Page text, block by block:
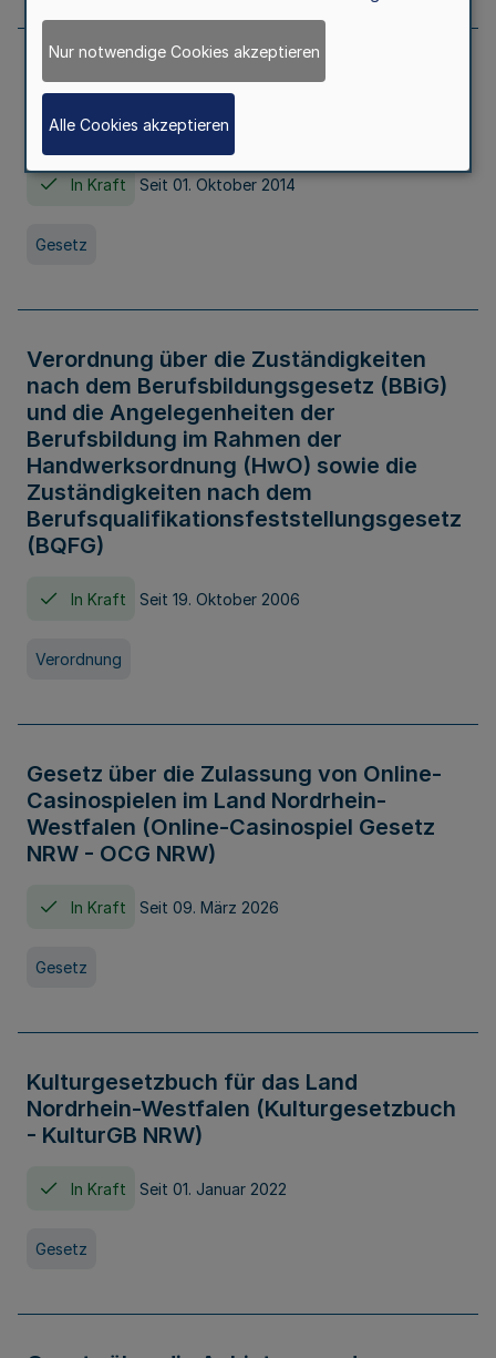
Gesetz über die Hochschulen des Landes
Nordrhein-Westfalen (Hochschulgesetz -
HG)
In Kraft Seit 01. Oktober 2014
Gesetz
Verordnung über die Zuständigkeiten
nach dem Berufsbildungsgesetz (BBiG)
und die Angelegenheiten der
Berufsbildung im Rahmen der
Handwerksordnung (HwO) sowie die
Zuständigkeiten nach dem
Berufsqualifikationsfeststellungsgesetz
(BQFG)
In Kraft Seit 19. Oktober 2006
Verordnung
Gesetz über die Zulassung von Online-
Casinospielen im Land Nordrhein-
Westfalen (Online-Casinospiel Gesetz
NRW - OCG NRW)
In Kraft Seit 09. März 2026
Gesetz
Kulturgesetzbuch für das Land
Nordrhein-Westfalen (Kulturgesetzbuch
- KulturGB NRW)
In Kraft Seit 01. Januar 2022
Gesetz
Nur notwendige Cookies akzeptieren
Alle Cookies akzeptieren